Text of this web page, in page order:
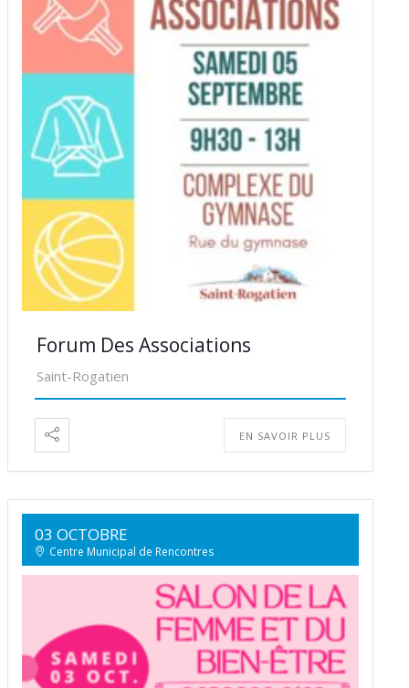
Forum Des Associations
Saint-Rogatien
EN SAVOIR PLUS
03 OCTOBRE
Centre Municipal de Rencontres